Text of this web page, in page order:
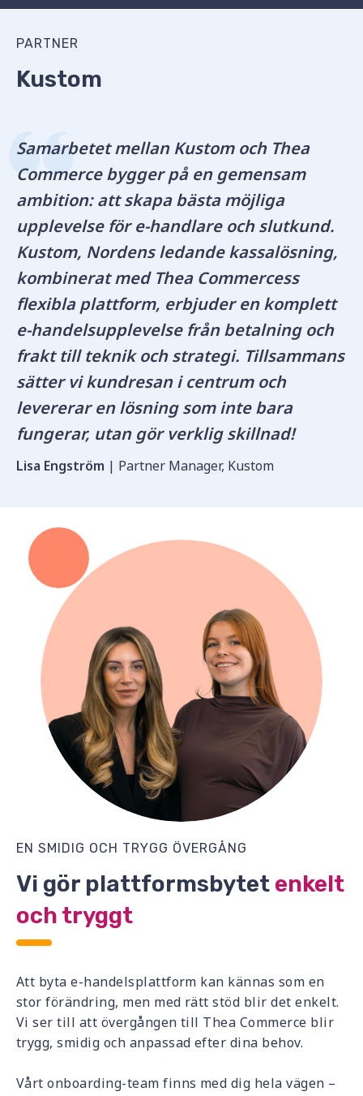
PARTNER
Kustom
Samarbetet mellan Kustom och Thea
Commerce bygger på en gemensam
ambition: att skapa bästa möjliga
upplevelse för e-handlare och slutkund.
Kustom, Nordens ledande kassalösning,
kombinerat med Thea Commercess
flexibla plattform, erbjuder en komplett
e-handelsupplevelse från betalning och
frakt till teknik och strategi. Tillsammans
sätter vi kundresan i centrum och
levererar en lösning som inte bara
fungerar, utan gör verklig skillnad!
Lisa Engström | Partner Manager, Kustom
EN SMIDIG OCH TRYGG ÖVERGÅNG
Vi gör plattformsbytet enkelt
och tryggt
Att byta e-handelsplattform kan kännas som en
stor förändring, men med rätt stöd blir det enkelt.
Vi ser till att övergången till Thea Commerce blir
trygg, smidig och anpassad efter dina behov.
Vårt onboarding-team finns med dig hela vägen –